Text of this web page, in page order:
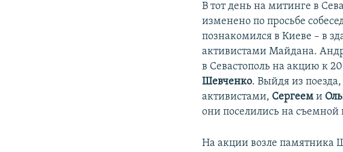
В тот день на митинге в
изменено по просьбе
познакомился в Киеве – в
активистами Майдана.
в Севастополь на акцию к
Шевченко. Выйдя из
активистами, Сергеем и
они поселились на съемной
На акции возле памятника